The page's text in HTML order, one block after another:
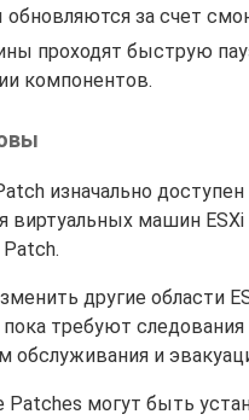
за счет
проходят быструю
компонентов.
изначально
виртуальных машин
другие области
пока требуют
обслуживания и
Patches могут быть